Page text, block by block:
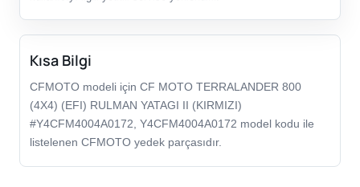
Kısa Bilgi
CFMOTO modeli için CF MOTO TERRALANDER 800
(4X4) (EFI) RULMAN YATAGI II (KIRMIZI)
#Y4CFM4004A0172, Y4CFM4004A0172 model kodu ile
listelenen CFMOTO yedek parçasıdır.